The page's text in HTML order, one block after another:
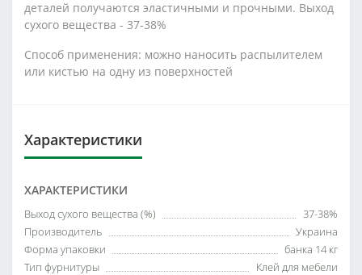
деталей получаются эластичными и прочными. Выход
сухого вещества - 37-38%
Способ применения: можно наносить распылителем
или кистью на одну из поверхностей
Характеристики
ХАРАКТЕРИСТИКИ
Выход сухого вещества (%)
37-38%
Производитель
Украина
Форма упаковки
банка 14 кг
Тип фурнитуры
Клей для мебели